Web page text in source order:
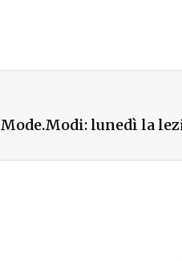
Mode.Modi: lunedì la